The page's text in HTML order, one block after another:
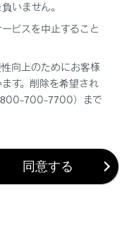
ションメモリー／メ
いません。
ビスを中止すること
向上のためにお客様
す。削除を希望され
700-7700）まで
同意する